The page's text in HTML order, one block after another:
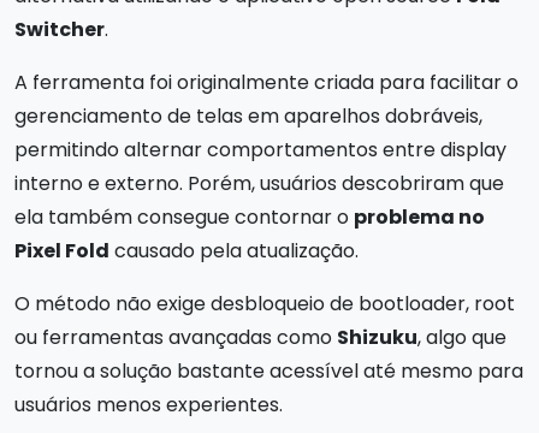
Switcher.
A ferramenta foi originalmente criada para facilitar o
gerenciamento de telas em aparelhos dobráveis,
permitindo alternar comportamentos entre display
interno e externo. Porém, usuários descobriram que
ela também consegue contornar o problema no
Pixel Fold causado pela atualização.
O método não exige desbloqueio de bootloader, root
ou ferramentas avançadas como Shizuku, algo que
tornou a solução bastante acessível até mesmo para
usuários menos experientes.